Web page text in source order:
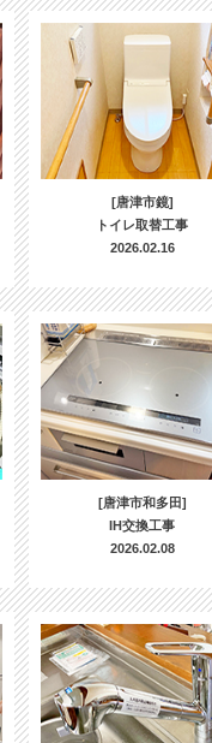
[唐津市鏡]
トイレ取替工事
2026.02.16
[唐津市和多田]
IH交換工事
2026.02.08